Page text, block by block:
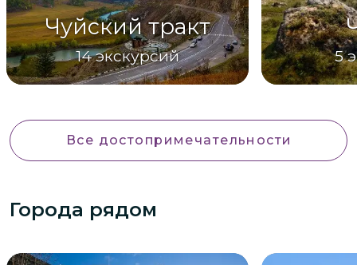
Чуйский тракт
14 экскурсий 5
Все достопримечательности
Города рядом